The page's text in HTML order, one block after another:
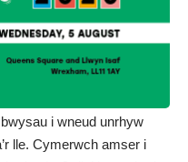
i wneud unrhyw
lle. Cymerwch amser i